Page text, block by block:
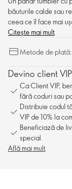
băuturile calde sau
ceea ce îl face mai
Citește mai mult
Metode de plată:
Devino client
Ca Client VIP,
fără coduri sau
Distribuie codul
VIP de 10% la
Beneficiază de
special.
Află mai mult